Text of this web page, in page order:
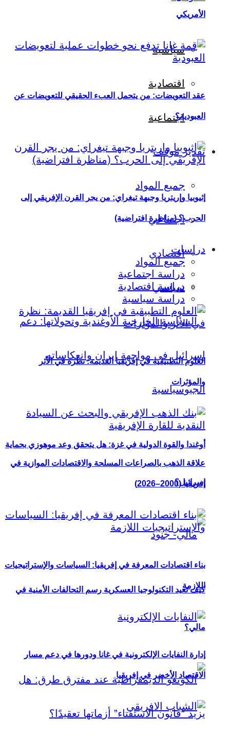
سياسية
اقتصادية
اجتماعية
تقدير موقف
جميع المواد
اجتماعي
اقتصادي
سياسي
أوغندا والقوة الدولية في غزة: هل يتحقق وعد موهوزي بحماية
إسرائيل؟
كيف تعيد التكنولوجيا العسكرية رسم التحالفات الأمنية في
مالي؟
الأمريكي
عقد التعويضات: من يتحمل العبء الحقيقي للتعويضات عن
العبودية؟
إثيوبيا وإريتريا وجبهة تيغراي: من يجر القرن الإفريقي إلى
الحرب؟ (مناظرة افتراضية)
دراسات
جميع المواد
دراسة اجتماعية
دراسة اقتصادية
دراسة سياسية
العلوم التطبيقية في إفريقيا القديمة: نظرة في الأثر
والمؤثرات
علاقة الذهب بالصراعات المسلحة والاقتصادات الموازية في
إفريقيا (2000–2026)
بناء اقتصادات المعرفة في إفريقيا: السياسات والإستراتيجيات
اللازمة
إدارة النفايات الإلكترونية في غانا ودورها في دعم مسار
الاقتصاد الأخضر في إفريقيا